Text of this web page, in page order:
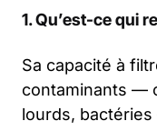
1. Qu’est-ce qui
Sa capacité à
contaminants —
lourds,